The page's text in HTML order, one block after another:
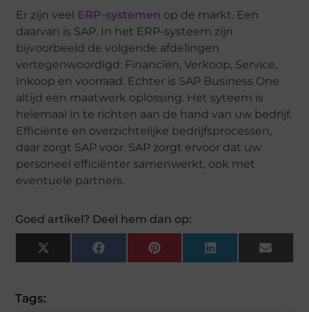
Er zijn veel ERP-systemen op de markt. Een
daarvan is SAP. In het ERP-systeem zijn
bijvoorbeeld de volgende afdelingen
vertegenwoordigd: Financiën, Verkoop, Service,
Inkoop en voorraad. Echter is SAP Business One
altijd een maatwerk oplossing. Het syteem is
helemaal in te richten aan de hand van uw bedrijf.
Efficiënte en overzichtelijke bedrijfsprocessen,
daar zorgt SAP voor. SAP zorgt ervoor dat uw
personeel efficiënter samenwerkt, ook met
eventuele partners.
Goed artikel? Deel hem dan op:
X
(Twitter)
FacebookPinterestLinkedInEmail
Tags: